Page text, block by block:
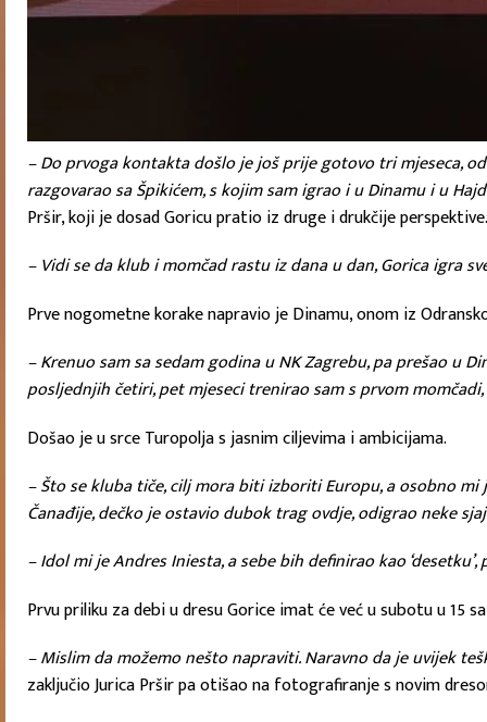
– Do prvoga kontakta došlo je još prije gotovo tri mjeseca,
razgovarao sa Špikićem, s kojim sam igrao i u Dinamu i u
Pršir, koji je dosad Goricu pratio iz druge i drukčije perspektive.
– Vidi se da klub i momčad rastu iz dana u dan, Gorica igra
Prve nogometne korake napravio je Dinamu, onom iz
– Krenuo sam sa sedam godina u NK Zagrebu, pa prešao u
posljednjih četiri, pet mjeseci trenirao sam s prvom
Došao je u srce Turopolja s jasnim ciljevima i ambicijama.
– Što se kluba tiče, cilj mora biti izboriti Europu, a osobno
Čanađije, dečko je ostavio dubok trag ovdje, odigrao neke
– Idol mi je Andres Iniesta, a sebe bih definirao kao
Prvu priliku za debi u dresu Gorice imat će već u subotu u 15
– Mislim da možemo nešto napraviti. Naravno da je uvijek
zaključio Jurica Pršir pa otišao na fotografiranje s novim